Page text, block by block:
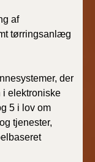
af
tørringsanlæg
der
i elektroniske
5 i lov om
tjenester,